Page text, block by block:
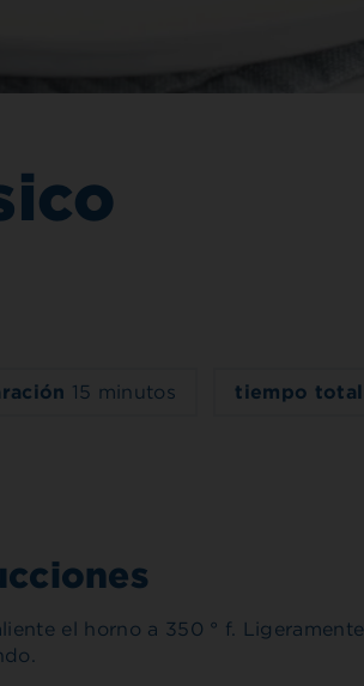
15 minutos tiempo total
el horno a 350 ° f.